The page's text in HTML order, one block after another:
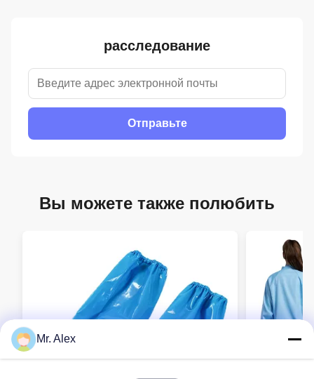
расследование
Отправьте
Вы можете также полюбить
Mr. Alex